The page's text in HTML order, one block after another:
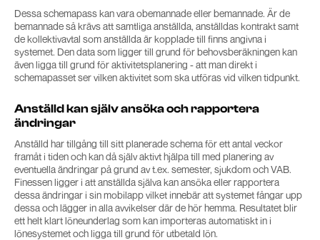
Dessa schemapass kan vara obemannade eller bemannade. Är de
bemannade så krävs att samtliga anställda, anställdas kontrakt samt
de kollektivavtal som anställda är kopplade till finns angivna i
systemet. Den data som ligger till grund för behovsberäkningen kan
även ligga till grund för aktivitetsplanering - att man direkt i
schemapasset ser vilken aktivitet som ska utföras vid vilken tidpunkt.
Anställd kan själv ansöka och rapportera
ändringar
Anställd har tillgång till sitt planerade schema för ett antal veckor
framåt i tiden och kan då själv aktivt hjälpa till med planering av
eventuella ändringar på grund av t.ex. semester, sjukdom och VAB.
Finessen ligger i att anställda själva kan ansöka eller rapportera
dessa ändringar i sin mobilapp vilket innebär att systemet fångar upp
dessa och lägger in alla avvikelser där de hör hemma. Resultatet blir
ett helt klart löneunderlag som kan importeras automatiskt in i
lönesystemet och ligga till grund för utbetald lön.